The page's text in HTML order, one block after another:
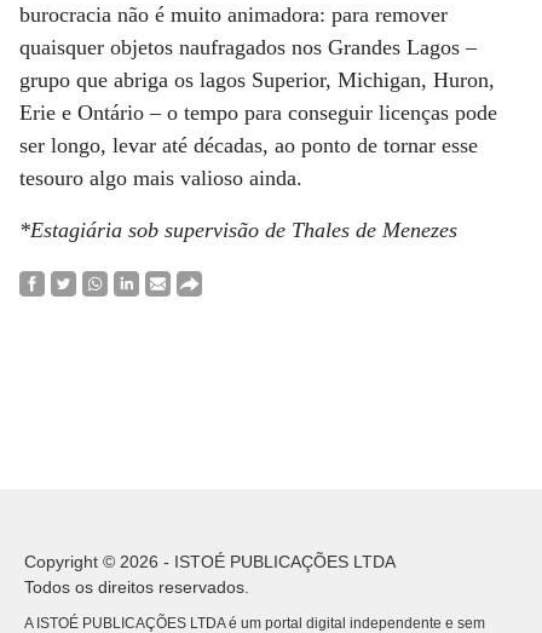
burocracia não é muito animadora: para remover
quaisquer objetos naufragados nos Grandes Lagos –
grupo que abriga os lagos Superior, Michigan, Huron,
Erie e Ontário – o tempo para conseguir licenças pode
ser longo, levar até décadas, ao ponto de tornar esse
tesouro algo mais valioso ainda.
*Estagiária sob supervisão de Thales de Menezes
Copyright © 2026 - ISTOÉ PUBLICAÇÕES LTDA
Todos os direitos reservados.
A ISTOÉ PUBLICAÇÕES LTDA é um portal digital independente e sem